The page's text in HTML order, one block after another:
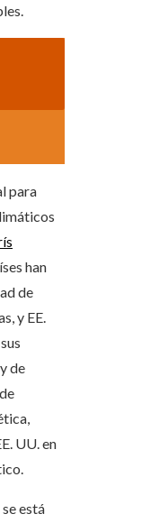
para
han
de
y EE.
de
UU. en
está